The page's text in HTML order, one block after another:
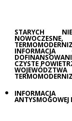
STARYCH
CZYSTE